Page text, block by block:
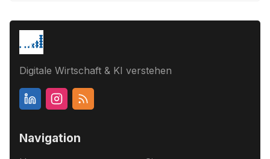
Digitale Wirtschaft & KI verstehen
Navigation